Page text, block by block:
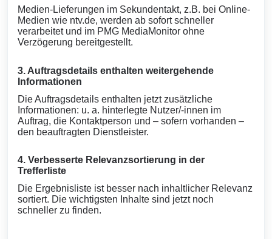
Medien-Lieferungen im Sekundentakt, z.B. bei Online-
Medien wie ntv.de, werden ab sofort schneller
verarbeitet und im PMG MediaMonitor ohne
Verzögerung bereitgestellt.
3. Auftragsdetails enthalten weitergehende
Informationen
Die Auftragsdetails enthalten jetzt zusätzliche
Informationen: u. a. hinterlegte Nutzer/-innen im
Auftrag, die Kontaktperson und – sofern vorhanden –
den beauftragten Dienstleister.
4. Verbesserte Relevanzsortierung in der
Trefferliste
Die Ergebnisliste ist besser nach inhaltlicher Relevanz
sortiert. Die wichtigsten Inhalte sind jetzt noch
schneller zu finden.